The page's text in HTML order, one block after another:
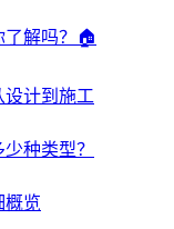
了解吗？🏠
计到施工
种类型？
概览